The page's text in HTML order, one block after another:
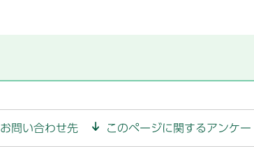
お問い合わせ先 このページに関するアンケー